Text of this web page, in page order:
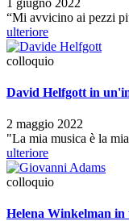
“Mi avvicino ai pezzi
ulteriore
colloquio
David Helfgott in
2 maggio 2022
"La mia musica è la
ulteriore
colloquio
Helena Winkelman